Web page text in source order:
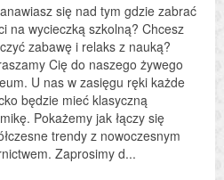
się nad tym gdzie zabrać
na wycieczką szkolną? Chcesz
zabawę i relaks z nauką?
Cię do naszego żywego
U nas w zasięgu ręki każde
będzie mieć klasyczną
Pokażemy jak łączy się
trendy z nowoczesnym
Zaprosimy d...